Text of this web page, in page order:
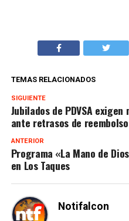
TEMAS RELACIONADOS
SIGUIENTE
Jubilados de PDVSA
ante retrasos de
ANTERIOR
Programa «La Mano de
en Los Taques
Notifalcon